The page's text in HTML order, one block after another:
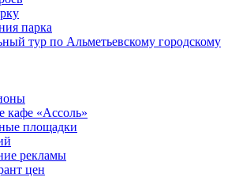
парка
тур по Альметьевскому городскому
кафе «Ассоль»
площадки
рекламы
цен